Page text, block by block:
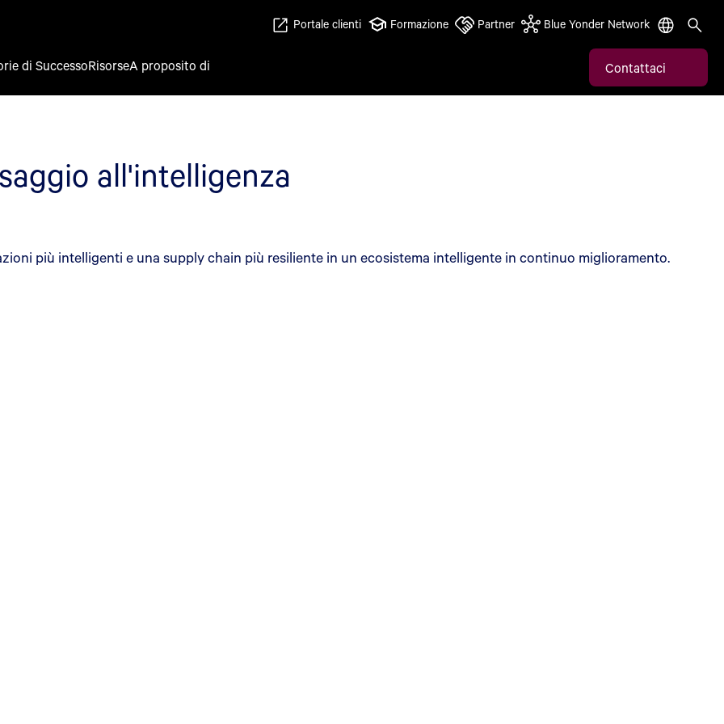
Portale clienti Formazione Partner Blue Yonder Network
di SuccessoRisorseA proposito di Contattaci
all'intelligenza
più intelligenti e una supply chain più resiliente in un ecosistema intelligente in continuo miglioramento.